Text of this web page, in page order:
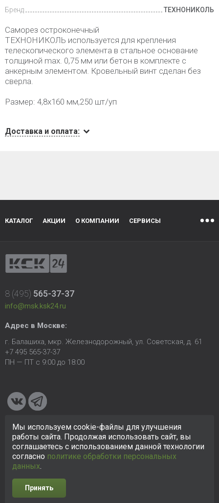
Бренд
ТЕХНОНИКОЛЬ
Саморез остроконечный
ТЕХНОНИКОЛЬ используется для крепления
телескопического элемента в стальное основание
толщиной max. 0,75 мм или бетон в комплекте с
анкерным элементом. Кровельный винт сделан без
сверла.
Размер: 4,8х160 мм,250 шт/уп
Доставка и оплата:
КАТАЛОГ АКЦИИ О КОМПАНИИ СЕРВИСЫ
8 (495) 565-37-37
info@msk.ksk24.ru
Адрес в Москве:
г. Балашиха, мкр. Железнодорожный, ул. Советская, д. 61
+7 495 565-37-37
ПН — ПТ с 9:00 до 18:00
© 2005-2026 ООО «КСК». Сайтhttps://msk.ksk24.ruсоздан
исключительно в информационных целях и любая информация
на сайте не является публичной офертой.Политика в
отношении персональных данных
Разработка сайта
Мы используем cookie-файлы для улучшения
работы сайта. Продолжая использовать сайт, вы
соглашаетесь с использованием данной технологии
согласно политике обработки персональных
данных.
Принять